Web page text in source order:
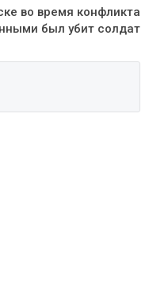
во время конфликта
был убит солдат